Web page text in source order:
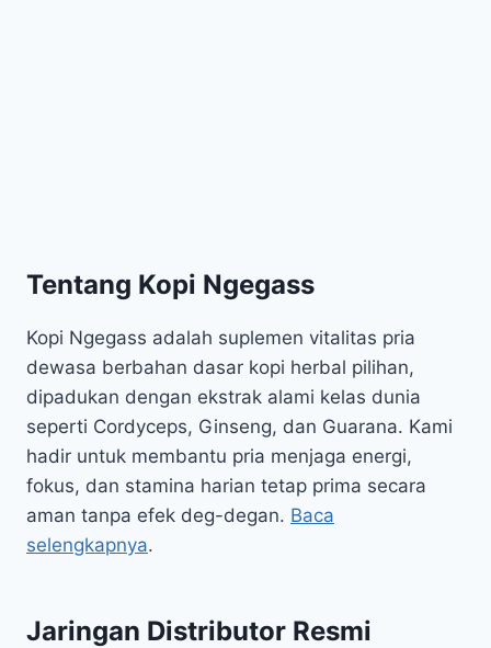
Tentang Kopi Ngegass
Kopi Ngegass adalah suplemen vitalitas pria
dewasa berbahan dasar kopi herbal pilihan,
dipadukan dengan ekstrak alami kelas dunia
seperti Cordyceps, Ginseng, dan Guarana. Kami
hadir untuk membantu pria menjaga energi,
fokus, dan stamina harian tetap prima secara
aman tanpa efek deg-degan. Baca
selengkapnya.
Jaringan Distributor Resmi